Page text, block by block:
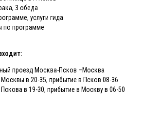
3 обеда
услуги гида
по программе
проезд Москва-Псков –Москва
в 20-35, прибытие в Псков 08-36
в 19-30, прибытие в Москву в 06-50